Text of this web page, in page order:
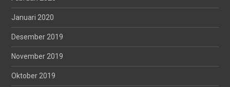
Januari 2020
Desember 2019
November 2019
Oktober 2019